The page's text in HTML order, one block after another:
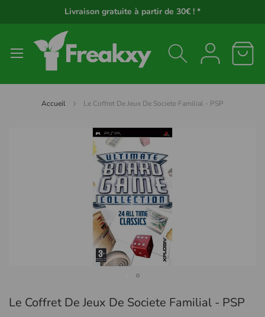
Livraison gratuite à partir de 30€ ! *
Accueil Le Coffret De Jeux De Societe Familial - PSP
au
Le Coffret De Jeux De Societe Familial - PSP
Panneau de gestion des cookies